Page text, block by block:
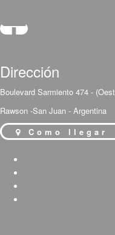
Dirección
Boulevard Sarmiento 474 -
Rawson -San Juan - Argentina
Como llegar